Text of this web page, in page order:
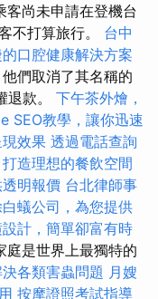
尚未申請在登機台
不打算旅行。 台中
口腔健康解決方案
他們取消了其名稱的
退款。 下午茶外燴，
SEO教學，讓你迅速
效果 透過電話查詢
造理想的餐飲空間
明報價 台北律師事
蟻公司，為您提供
計，簡單卻富有時
庭是世界上最獨特的
各類害蟲問題 月嫂
按摩證照考試指導